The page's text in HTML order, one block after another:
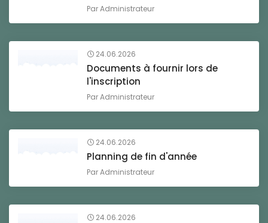
ParAdministrateur
24.06.2026
Documents à fournir lors de
l'inscription
ParAdministrateur
24.06.2026
Planning de fin d'année
ParAdministrateur
24.06.2026